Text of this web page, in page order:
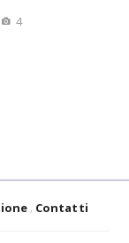
4
Contatti